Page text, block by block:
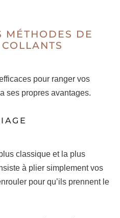
MÉTHODES DE
pour ranger vos
ses propres avantages.
classique et la plus
à plier simplement vos
pour qu’ils prennent le